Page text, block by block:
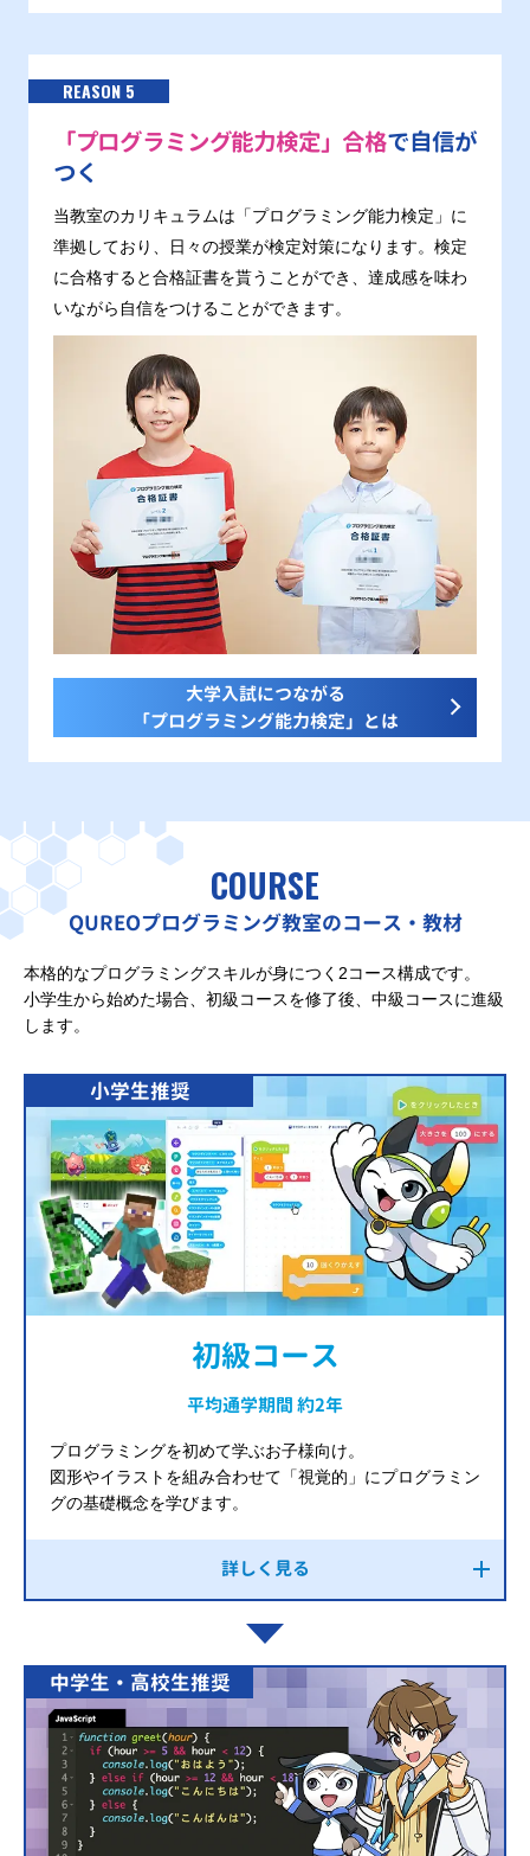
REASON 5
「プログラミング能力検定」合格で自信が
つく
当教室のカリキュラムは「プログラミング能力検定」に
準拠しており、日々の授業が検定対策になります。検定
に合格すると合格証書を貰うことができ、達成感を味わ
いながら自信をつけることができます。
大学入試につながる
「プログラミング能力検定」とは
COURSE
QUREOプログラミング教室のコース・教材
本格的なプログラミングスキルが身につく2コース構成です。
小学生から始めた場合、初級コースを修了後、中級コースに進級
します。
小学生推奨
初級コース
平均通学期間 約2年
プログラミングを初めて学ぶお子様向け。
図形やイラストを組み合わせて「視覚的」にプログラミン
グの基礎概念を学びます。
詳しく見る
中学生・高校生推奨